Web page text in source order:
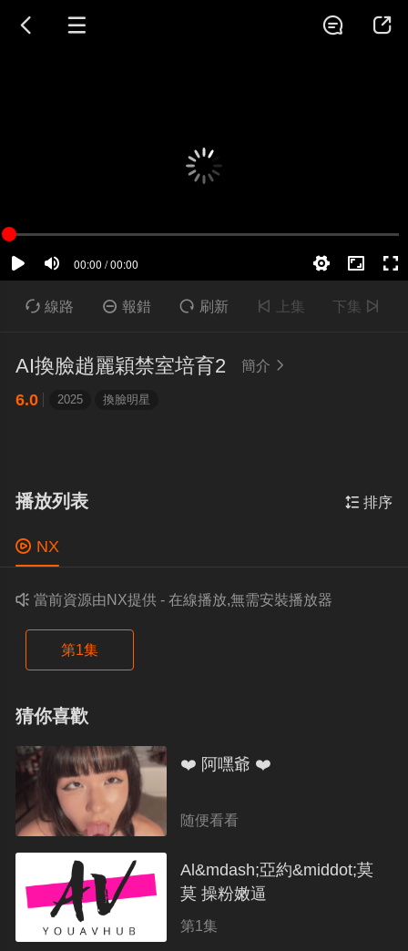
 


 線路  報錯  刷新  上集 下集 
AI換臉趙麗穎禁室培育2 簡介 
6.0 2025 換臉明星
 排序
播放列表
 NX
 當前資源由NX提供 - 在線播放,無需安裝播放器
第1集
猜你喜歡
❤️ 阿嘿爺 ❤️
随便看看
Al&mdash;亞約&middot;莫
莫 操粉嫩逼
類型：AI換臉 / 年份：2024
第1集